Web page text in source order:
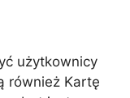
użytkownicy
również Kartę